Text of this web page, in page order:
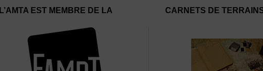
L’AMTA EST MEMBRE DE LA CARNETS DE